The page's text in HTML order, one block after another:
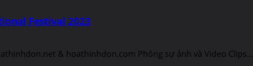
Festival 2023
& hoathinhdon.com Phóng sự ảnh và Video Clips...